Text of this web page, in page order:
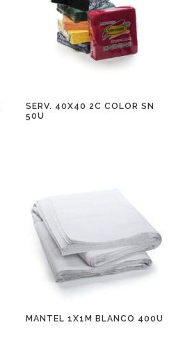
SERV. 40X40 2C COLOR SN
50U
MANTEL 1X1M BLANCO 400U